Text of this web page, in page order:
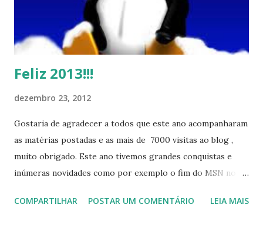
Feliz 2013!!!
dezembro 23, 2012
Gostaria de agradecer a todos que este ano acompanharam
as matérias postadas e as mais de 7000 visitas ao blog ,
muito obrigado. Este ano tivemos grandes conquistas e
inúmeras novidades como por exemplo o fim do MSN no
do Kaiana que será lançada em 2013, distro nacional , a
COMPARTILHAR POSTAR UM COMENTÁRIO LEIA MAIS